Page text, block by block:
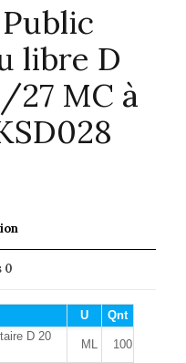
libre D
27 MC à
0
U
Qnt
D 20
ML
100